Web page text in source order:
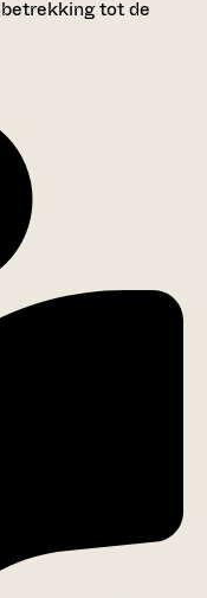
tot de